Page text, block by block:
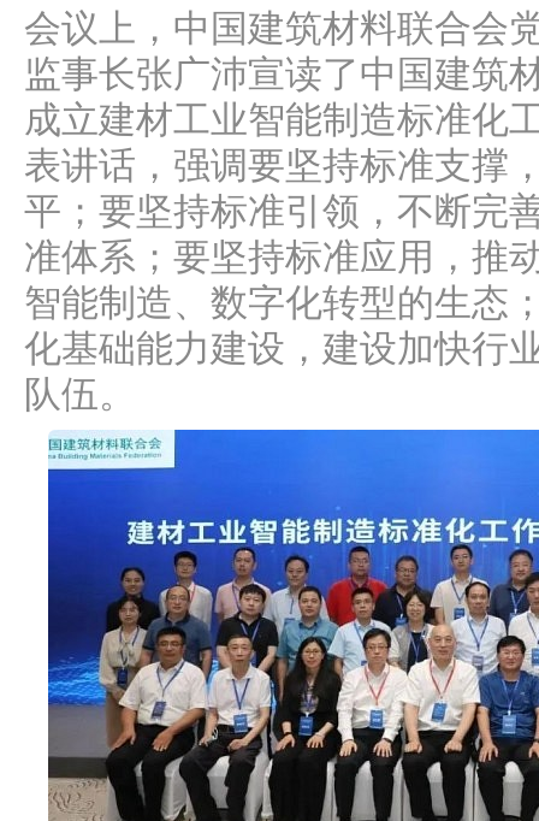
会议上，中国建筑材料联合会
监事长张广沛宣读了中国建筑
成立建材工业智能制造标准化
表讲话，强调要坚持标准支撑
平；要坚持标准引领，不断完
准体系；要坚持标准应用，推
智能制造、数字化转型的生态
化基础能力建设，建设加快行
队伍。